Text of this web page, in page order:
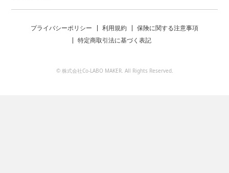
プライバシーポリシー 利用規約
保険に関する注意事項
特定商取引法に基づく表記
© 株式会社Co-LABO MAKER. All Rights Reserved.